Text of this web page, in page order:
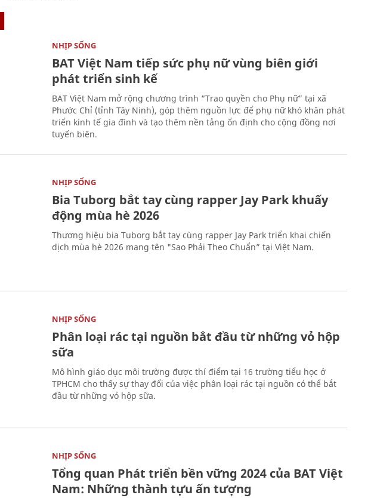
NHỊP SỐNG
BAT Việt Nam tiếp sức phụ nữ vùng biên giới
phát triển sinh kế
BAT Việt Nam mở rộng chương trình “Trao quyền cho Phụ nữ” tại xã
Phước Chỉ (tỉnh Tây Ninh), góp thêm nguồn lực để phụ nữ khó khăn phát
triển kinh tế gia đình và tạo thêm nền tảng ổn định cho cộng đồng nơi
tuyến biên.
NHỊP SỐNG
Bia Tuborg bắt tay cùng rapper Jay Park khuấy
động mùa hè 2026
Thương hiệu bia Tuborg bắt tay cùng rapper Jay Park triển khai chiến
dịch mùa hè 2026 mang tên "Sao Phải Theo Chuẩn” tại Việt Nam.
NHỊP SỐNG
Phân loại rác tại nguồn bắt đầu từ những vỏ hộp
sữa
Mô hình giáo dục môi trường được thí điểm tại 16 trường tiểu học ở
TPHCM cho thấy sự thay đổi của việc phân loại rác tại nguồn có thể bắt
đầu từ những vỏ hộp sữa.
NHỊP SỐNG
Tổng quan Phát triển bền vững 2024 của BAT Việt
Nam: Những thành tựu ấn tượng